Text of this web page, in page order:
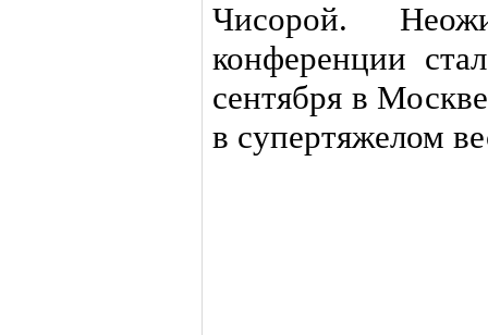
Чисорой.
конференции
сентября в
в супертяжелом